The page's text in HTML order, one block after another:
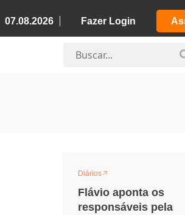
07.08.2026 Fazer Login
Diários
Flávio aponta os
responsáveis pela